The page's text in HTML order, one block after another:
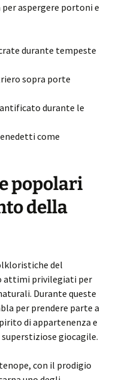
per aspergere portoni e
durante tempeste
sopra porte
durante le
come
popolari
della
del
attimi privilegiati per
Durante queste
per prendere parte a
di appartenenza e
giocagile.
con il prodigio